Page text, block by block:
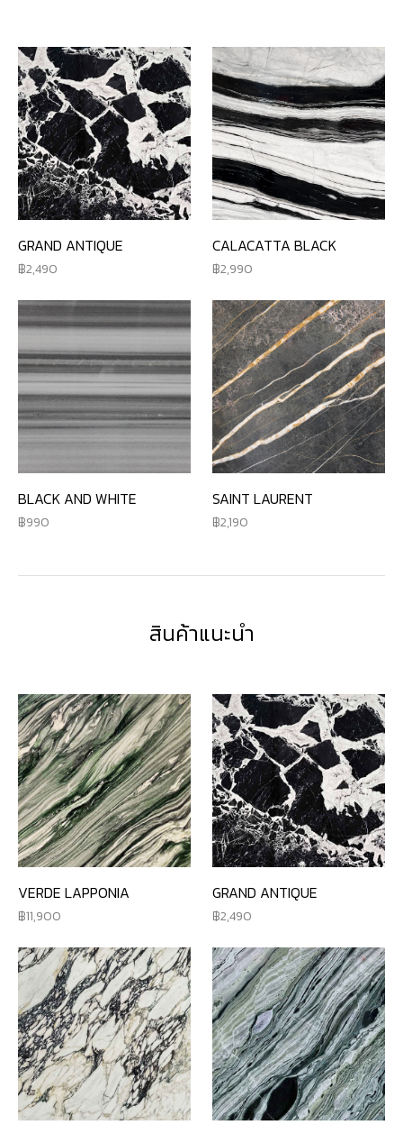
GRAND ANTIQUE
2,490
CALACATTA BLACK
2,990
BLACK AND WHITE
990
SAINT LAURENT
2,190
สินค้าแนะนำ
VERDE LAPPONIA
11,900
GRAND ANTIQUE
2,490